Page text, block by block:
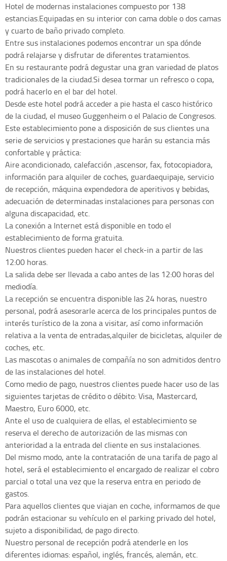
Hotel de modernas instalaciones compuesto por 138
estancias.Equipadas en su interior con cama doble o dos camas
y cuarto de baño privado completo.
Entre sus instalaciones podemos encontrar un spa dónde
podrá relajarse y disfrutar de diferentes tratamientos.
En su restaurante podrá degustar una gran variedad de platos
tradicionales de la ciudad.Si desea tormar un refresco o copa,
podrá hacerlo en el bar del hotel.
Desde este hotel podrá acceder a pie hasta el casco histórico
de la ciudad, el museo Guggenheim o el Palacio de Congresos.
Este establecimiento pone a disposición de sus clientes una
serie de servicios y prestaciones que harán su estancia más
confortable y práctica:
Aire acondicionado, calefacción ,ascensor, fax, fotocopiadora,
información para alquiler de coches, guardaequipaje, servicio
de recepción, máquina expendedora de aperitivos y bebidas,
adecuación de determinadas instalaciones para personas con
alguna discapacidad, etc.
La conexión a Internet está disponible en todo el
establecimiento de forma gratuita.
Nuestros clientes pueden hacer el check-in a partir de las
12:00 horas.
La salida debe ser llevada a cabo antes de las 12:00 horas del
mediodía.
La recepción se encuentra disponible las 24 horas, nuestro
personal, podrá asesorarle acerca de los principales puntos de
interés turístico de la zona a visitar, así como información
relativa a la venta de entradas,alquiler de bicicletas, alquiler de
coches, etc.
Las mascotas o animales de compañía no son admitidos dentro
de las instalaciones del hotel.
Como medio de pago, nuestros clientes puede hacer uso de las
siguientes tarjetas de crédito o débito: Visa, Mastercard,
Maestro, Euro 6000, etc.
Ante el uso de cualquiera de ellas, el establecimiento se
reserva el derecho de autorización de las mismas con
anterioridad a la entrada del cliente en sus instalaciones.
Del mismo modo, ante la contratación de una tarifa de pago al
hotel, será el establecimiento el encargado de realizar el cobro
parcial o total una vez que la reserva entra en periodo de
gastos.
Para aquellos clientes que viajan en coche, informamos de que
podrán estacionar su vehículo en el parking privado del hotel,
sujeto a disponibilidad, de pago directo.
Nuestro personal de recepción podrá atenderle en los
diferentes idiomas: español, inglés, francés, alemán, etc.